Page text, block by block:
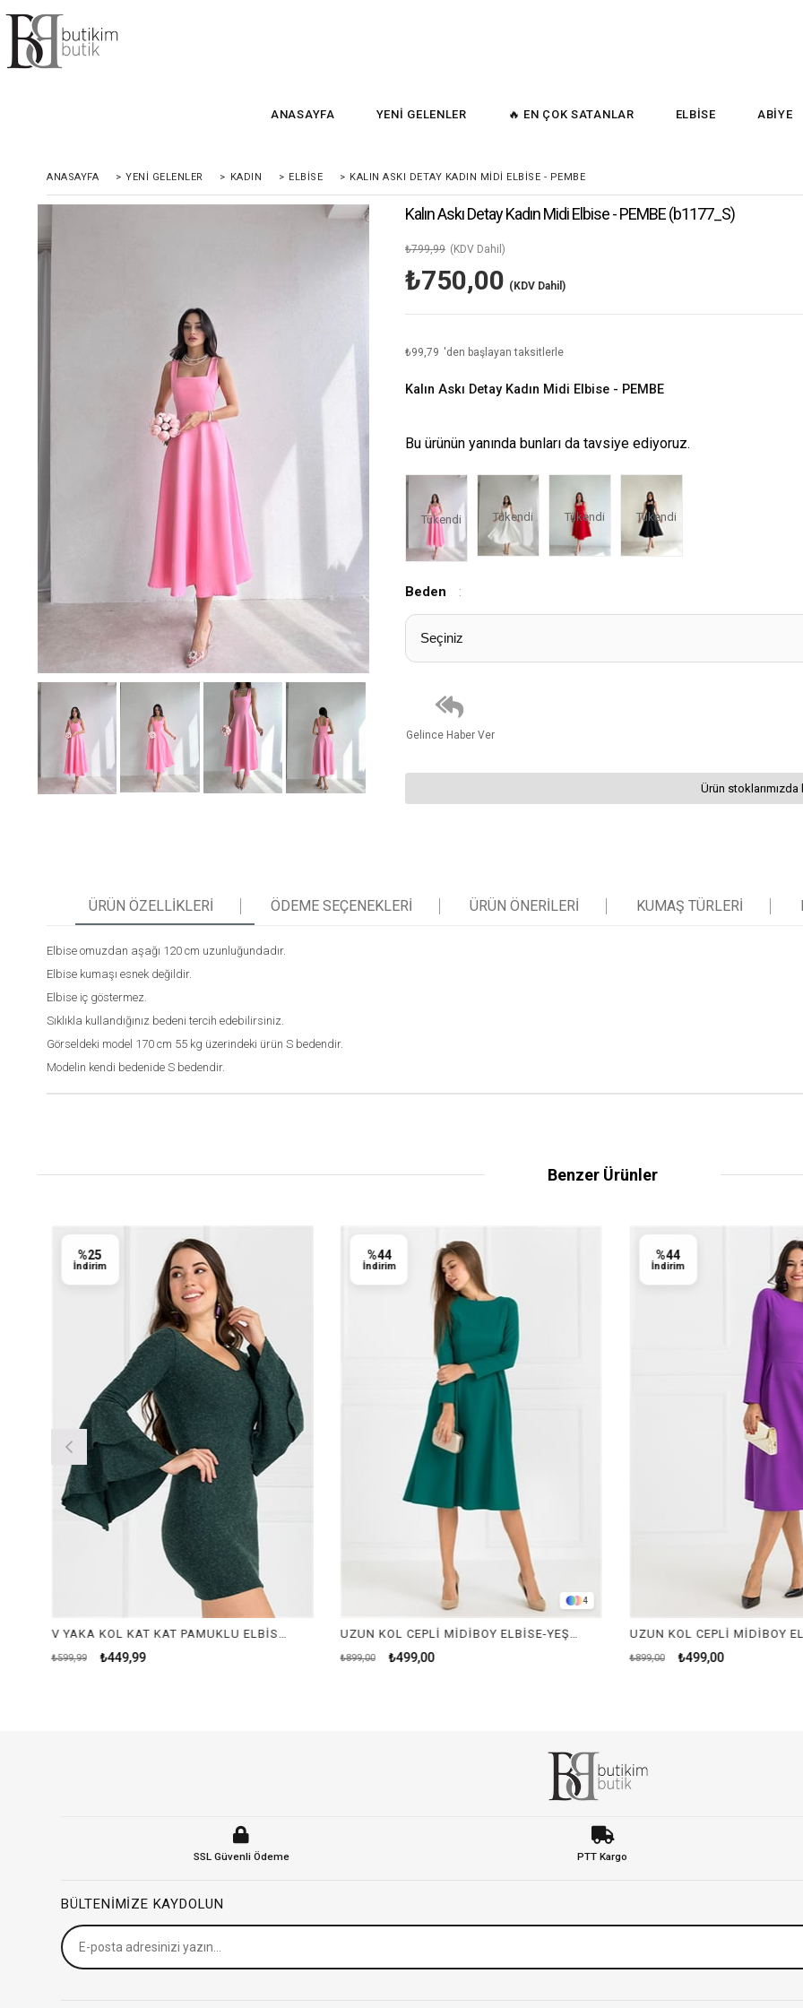
ANASAYFA YENİ GELENLER 🔥 EN ÇOK SATANLAR ELBİSE ABİYE
ANASAYFA > YENI GELENLER > KADIN > ELBISE > KALIN ASKI DETAY KADIN MIDI ELBISE - PEMBE
Kalın Askı Detay Kadın Midi Elbise - PEMBE(b1177_S)
₺799,99 (KDV Dahil)
₺750,00 (KDV Dahil)
₺99,79 'den başlayan taksitlerle
Kalın Askı Detay Kadın Midi Elbise - PEMBE
Bu ürünün yanında bunları da tavsiye ediyoruz.
Tükendi Tükendi Tükendi Tükendi
Beden :
Gelince Haber Ver
Ürün stoklarımızda
ÜRÜN ÖZELLIKLERI ÖDEME SEÇENEKLERI ÜRÜN ÖNERILERI KUMAŞ TÜRLERI
Elbise omuzdan aşağı 120 cm uzunluğundadır.
Elbise kumaşı esnek değildir.
Elbise iç göstermez.
Sıklıkla kullandığınız bedeni tercih edebilirsiniz.
Görseldeki model 170 cm 55 kg üzerindeki ürün S bedendir.
Modelin kendi bedenide S bedendir.
Benzer Ürünler
V YAKA KOL KAT KAT PAMUKLU ELBİSE-YEŞİL
₺449,99
₺599,99
%25
İndirim
4
UZUN KOL CEPLİ MİDİBOY ELBİSE-YEŞİL
₺499,00
₺899,00
%44
İndirim
UZUN KOL CEPLİ MİDİBOY
₺499,00
₺899,00
%44
İndirim
SSL Güvenli Ödeme PTT Kargo
BÜLTENIMIZE KAYDOLUN